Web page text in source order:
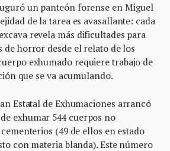
un panteón forense en Miguel
de la tarea es avasallante: cada
revela más dificultades para
de horror desde el relato de los
exhumado requiere trabajo de
que se va acumulando.
Estatal de Exhumaciones arrancó
exhumar 544 cuerpos no
(49 de ellos en estado
con materia blanda). Este número